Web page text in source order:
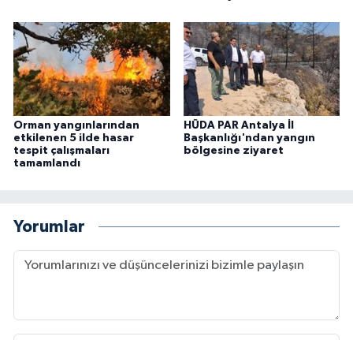
Orman yangınlarından
etkilenen 5 ilde hasar
tespit çalışmaları
tamamlandı
HÜDA PAR Antalya İl
Başkanlığı'ndan yangın
bölgesine ziyaret
Yorumlar